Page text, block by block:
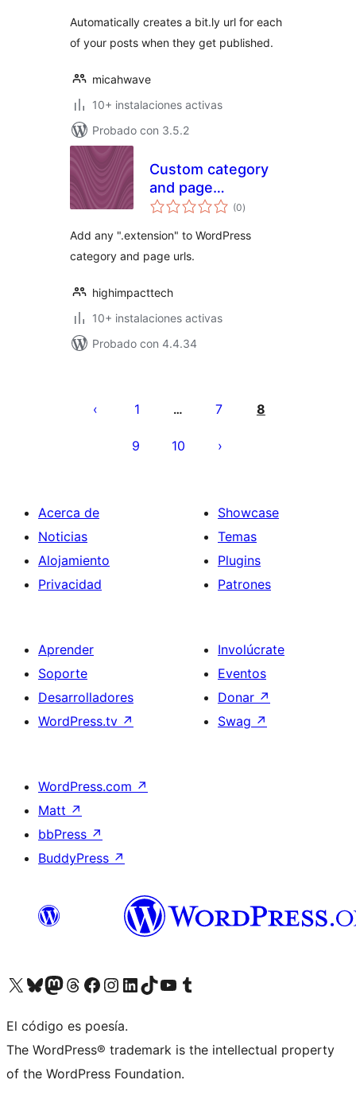
Automatically creates a bit.ly url for each
of your posts when they get published.
micahwave
10+ instalaciones activas
Probado con 3.5.2
Custom category
and page
extensions
(0evaluación
total
)
Add any ".extension" to WordPress
category and page urls.
highimpacttech
10+ instalaciones activas
Probado con 4.4.34
1 … 7 8
9 10
Acerca de
Noticias
Alojamiento
Privacidad
Showcase
Temas
Plugins
Patrones
Aprender
Soporte
Desarrolladores
WordPress.tv ↗
Involúcrate
Eventos
Donar ↗
Swag ↗
WordPress.com ↗
Matt ↗
bbPress ↗
BuddyPress ↗
Visita nuestra cuenta de X (anteriormente Twitter)
Visita nuestra cuenta de Bluesky
Visita nuestra cuenta de Mastodon
Visita nuestra cuenta de Threads
Visita nuestra página de Facebook
Visita nuestra cuenta de Instagram
Visita nuestra cuenta de LinkedIn
Visita nuestra cuenta de TikTok
Visita nuestro canal de YouTube
Visita nuestra cuenta de Tumblr
El código es poesía.
The WordPress® trademark is the intellectual property
of the WordPress Foundation.